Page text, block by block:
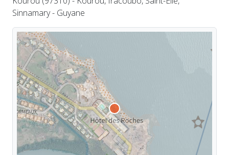
Sinnamary - Guyane